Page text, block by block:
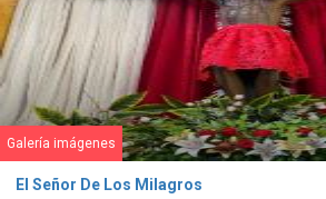
Galería imágenes
El Señor De Los Milagros